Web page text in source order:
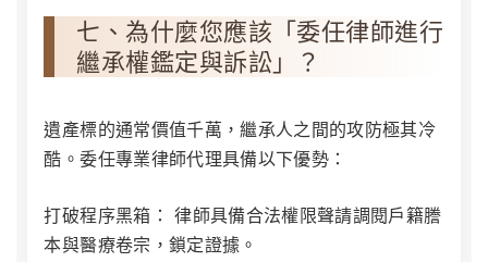
七、為什麼您應該「委任律師進行
繼承權鑑定與訴訟」？
遺產標的通常價值千萬，繼承人之間的攻防極其冷
酷。委任專業律師代理具備以下優勢：
打破程序黑箱： 律師具備合法權限聲請調閱戶籍謄
本與醫療卷宗，鎖定證據。